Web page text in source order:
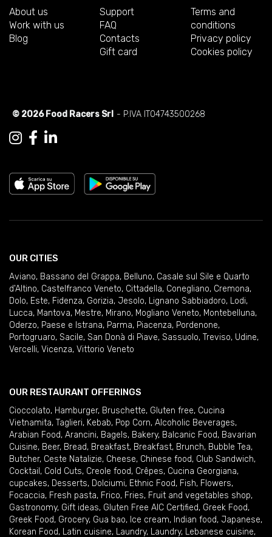
About us
Work with us
Blog
Support
FAQ
Contacts
Gift card
Terms and
conditions
Privacy policy
Cookies policy
© 2026 Food Racers Srl - P.IVA IT04743500268
OUR CITIES
Aviano, Bassano del Grappa, Belluno, Casale sul Sile e Quarto
d'Altino, Castelfranco Veneto, Cittadella, Conegliano, Cremona,
Dolo, Este, Fidenza, Gorizia, Jesolo, Lignano Sabbiadoro, Lodi,
Lucca, Mantova, Mestre, Mirano, Mogliano Veneto, Montebelluna,
Oderzo, Paese e Istrana, Parma, Piacenza, Pordenone,
Portogruaro, Sacile, San Donà di Piave, Sassuolo, Treviso, Udine,
Vercelli, Vicenza, Vittorio Veneto
OUR RESTAURANT OFFERINGS
Cioccolato, Hamburger, Bruschette, Gluten free, Cucina
Vietnamita, Taglieri, Kebab, Pop Corn, Alcoholic Beverages,
Arabian Food, Arancini, Bagels, Bakery, Balcanic Food, Bavarian
Cuisine, Beer, Bread, Breakfast, Breakfast, Brunch, Bubble Tea,
Butcher, Ceste Natalizie, Cheese, Chinese food, Club Sandwich,
Cocktail , Cold Cuts, Creole food, Crêpes, Cucina Georgiana,
cupcakes, Desserts, Dolciumi, Ethnic Food, Fish, Flowers,
Focaccia, Fresh pasta, Frico, Fries, Fruit and vegetables shop,
Gastronomy, Gift ideas, Gluten Free AIC Certified, Greek Food,
Greek Food, Grocery, Gua bao, Ice cream, Indian food, Japanese,
Korean Food, Latin cuisine, Laundry, Laundry, Lebanese cuisine,